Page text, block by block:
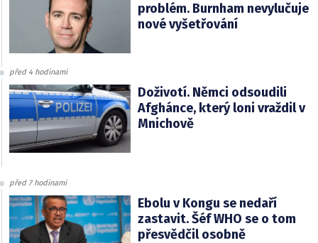
problém. Burnham nevylučuje
nové vyšetřování
před 4 hodinami
Doživotí. Němci odsoudili
Afghánce, který loni vraždil v
Mnichově
před 7 hodinami
Ebolu v Kongu se nedaří
zastavit. Šéf WHO se o tom
přesvědčil osobně